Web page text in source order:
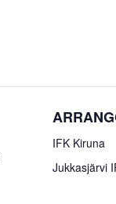
IFK Kiruna
Jukkasjärvi